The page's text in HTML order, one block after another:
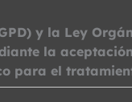
y la Ley
la
para el